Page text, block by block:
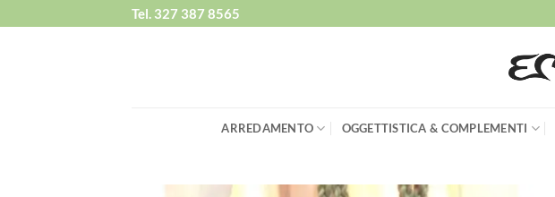
ai
Tel. 327 387 8565
ARREDAMENTO OGGETTISTICA & COMPLEMENTI